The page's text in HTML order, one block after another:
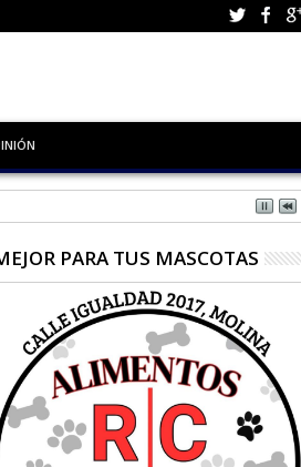
PARA TUS MASCOTAS